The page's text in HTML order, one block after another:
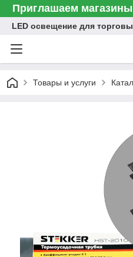
Приглашаем
LED освещение для
Товары и услуги